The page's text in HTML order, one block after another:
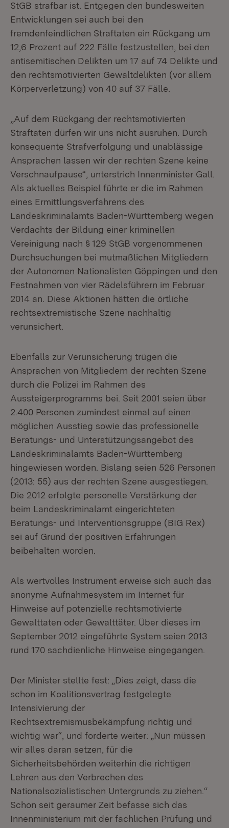
StGB strafbar ist. Entgegen den bundesweiten
Entwicklungen sei auch bei den
fremdenfeindlichen Straftaten ein Rückgang um
12,6 Prozent auf 222 Fälle festzustellen, bei den
antisemitischen Delikten um 17 auf 74 Delikte und
den rechtsmotivierten Gewaltdelikten (vor allem
Körperverletzung) von 40 auf 37 Fälle.
„Auf dem Rückgang der rechtsmotivierten
Straftaten dürfen wir uns nicht ausruhen. Durch
konsequente Strafverfolgung und unablässige
Ansprachen lassen wir der rechten Szene keine
Verschnaufpause“, unterstrich Innenminister Gall.
Als aktuelles Beispiel führte er die im Rahmen
eines Ermittlungsverfahrens des
Landeskriminalamts Baden-Württemberg wegen
Verdachts der Bildung einer kriminellen
Vereinigung nach § 129 StGB vorgenommenen
Durchsuchungen bei mutmaßlichen Mitgliedern
der Autonomen Nationalisten Göppingen und den
Festnahmen von vier Rädelsführern im Februar
2014 an. Diese Aktionen hätten die örtliche
rechtsextremistische Szene nachhaltig
verunsichert.
Ebenfalls zur Verunsicherung trügen die
Ansprachen von Mitgliedern der rechten Szene
durch die Polizei im Rahmen des
Aussteigerprogramms bei. Seit 2001 seien über
2.400 Personen zumindest einmal auf einen
möglichen Ausstieg sowie das professionelle
Beratungs- und Unterstützungsangebot des
Landeskriminalamts Baden-Württemberg
hingewiesen worden. Bislang seien 526 Personen
(2013: 55) aus der rechten Szene ausgestiegen.
Die 2012 erfolgte personelle Verstärkung der
beim Landeskriminalamt eingerichteten
Beratungs- und Interventionsgruppe (BIG Rex)
sei auf Grund der positiven Erfahrungen
beibehalten worden.
Als wertvolles Instrument erweise sich auch das
anonyme Aufnahmesystem im Internet für
Hinweise auf potenzielle rechtsmotivierte
Gewalttaten oder Gewalttäter. Über dieses im
September 2012 eingeführte System seien 2013
rund 170 sachdienliche Hinweise eingegangen.
Der Minister stellte fest: „Dies zeigt, dass die
schon im Koalitionsvertrag festgelegte
Intensivierung der
Rechtsextremismusbekämpfung richtig und
wichtig war“, und forderte weiter: „Nun müssen
wir alles daran setzen, für die
Sicherheitsbehörden weiterhin die richtigen
Lehren aus den Verbrechen des
Nationalsozialistischen Untergrunds zu ziehen.“
Schon seit geraumer Zeit befasse sich das
Innenministerium mit der fachlichen Prüfung und